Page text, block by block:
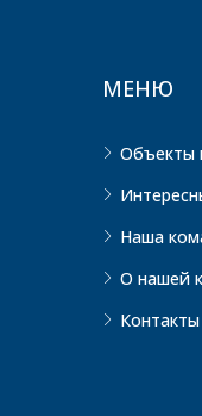
МЕНЮ
Объекты
Наша
О нашей
Контакты